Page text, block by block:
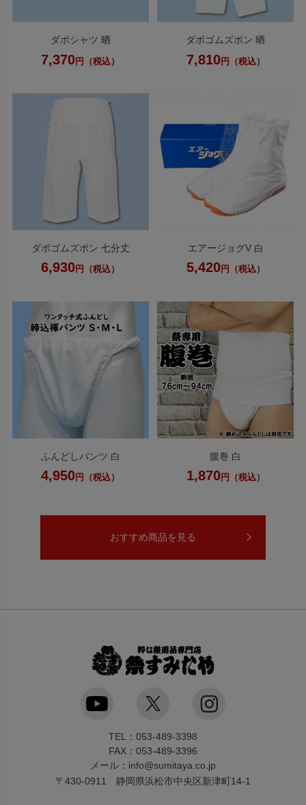
ダボシャツ 晒
7,370円（税込）
ダボゴムズボン 晒
7,810円（税込）
ダボゴムズボン 七分丈
6,930 円（税込）
エアージョグV 白
5,420円（税込）
ふんどしパンツ 白
4,950 円（税込）
腹巻 白
1,870円（税込）
おすすめ商品を見る
〒430-0911 静岡県浜松市中央区新津町14-1
TEL：053-489-3398
FAX：053-489-3396
メール：info@sumitaya.co.jp